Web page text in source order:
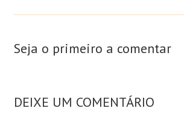
Seja o primeiro a comentar
DEIXE UM COMENTÁRIO